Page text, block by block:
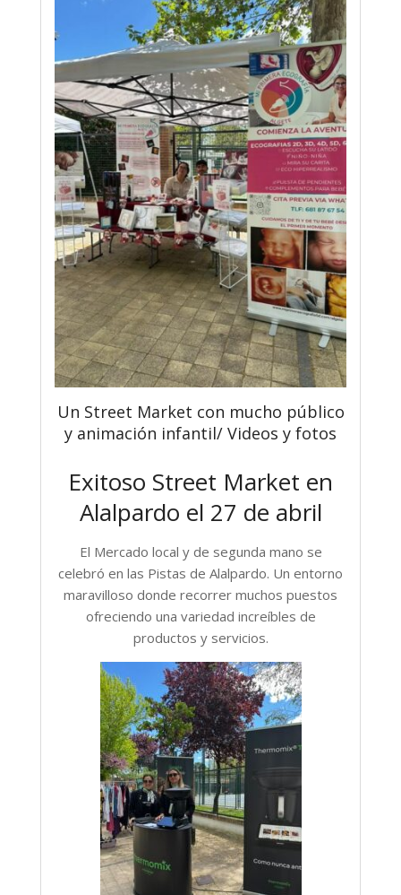
Un Street Market con mucho público
y animación infantil/ Videos y fotos
Exitoso Street Market en
Alalpardo el 27 de abril
El Mercado local y de segunda mano se
celebró en las Pistas de Alalpardo. Un entorno
maravilloso donde recorrer muchos puestos
ofreciendo una variedad increíbles de
productos y servicios.